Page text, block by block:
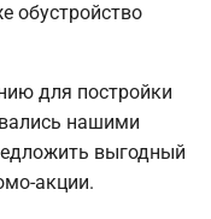
обустройство
для постройки
нашими
выгодный
акции.